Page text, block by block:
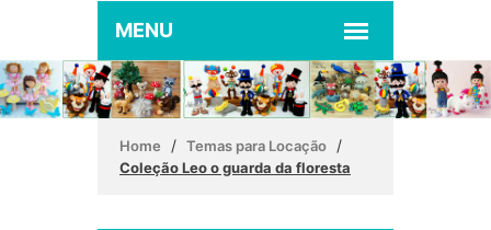
Home / Temas para Locação /
Coleção Leo o guarda da floresta